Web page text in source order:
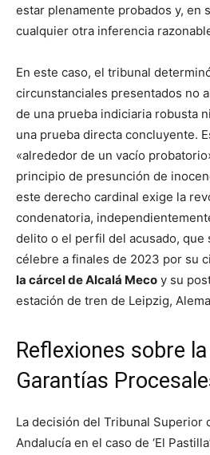
estar plenamente probados y, en
cualquier otra inferencia
En este caso, el tribunal
circunstanciales presentados no
de una prueba indiciaria robusta
una prueba directa concluyente.
«alrededor de un vacío
principio de presunción de
este derecho cardinal exige la
condenatoria,
delito o el perfil del acusado, que
célebre a finales de 2023 por su
la cárcel de Alcalá Meco y su
estación de tren de Leipzig,
Reflexiones sobre
Garantías
La decisión del Tribunal Superior
Andalucía en el caso de ‘El